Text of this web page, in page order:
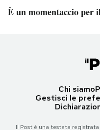
È un momentaccio per
Chi siamo
Gestisci le
Il Post è una testata